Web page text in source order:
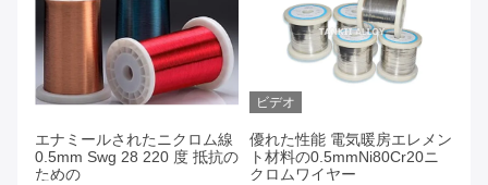
エナミールされたニクロム線
0.5mm Swg 28 220 度 抵抗の
ための
ビデオ
優れた性能 電気暖房エレメン
ト材料の0.5mmNi80Cr20ニ
クロムワイヤー